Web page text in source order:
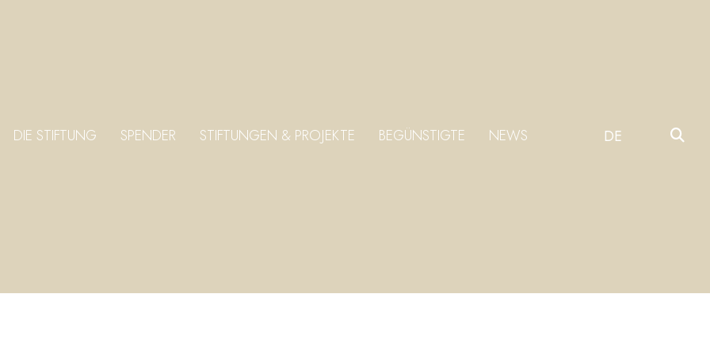
DIE STIFTUNG SPENDER STIFTUNGEN & PROJEKTE BEGÜNSTIGTE NEWS DE